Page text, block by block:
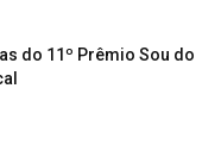
do 11º Prêmio Sou do